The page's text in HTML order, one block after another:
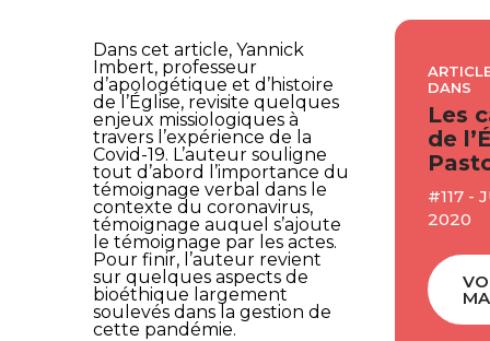
Dans cet article, Yannick
Imbert, professeur
d’apologétique et d’histoire
de l’Église, revisite quelques
enjeux missiologiques à
travers l’expérience de la
Covid-19. L’auteur souligne
tout d’abord l’importance du
témoignage verbal dans le
contexte du coronavirus,
témoignage auquel s’ajoute
le témoignage par les actes.
Pour finir, l’auteur revient
sur quelques aspects de
bioéthique largement
soulevés dans la gestion de
cette pandémie.
DANS
Les
de
#117 -
2020